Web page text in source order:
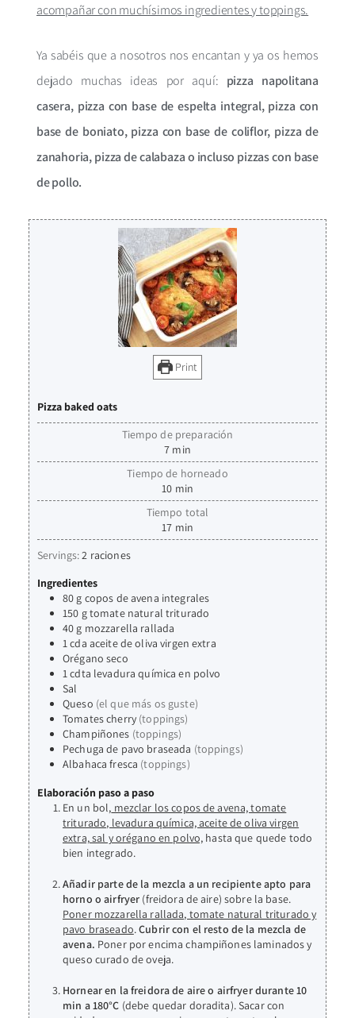
acompañar con muchísimos ingredientes y toppings.
Ya sabéis que a nosotros nos encantan y ya os hemos
dejado muchas ideas por aquí: pizza napolitana
casera, pizza con base de espelta integral, pizza con
base de boniato, pizza con base de coliflor, pizza de
zanahoria, pizza de calabaza o incluso pizzas con base
de pollo.
Print
Pizza baked oats
Tiempo de preparación
7 min
Tiempo de horneado
10 min
Tiempo total
17 min
Servings:2 raciones
Ingredientes
80 g copos de avena integrales
150 gtomate natural triturado
40 g mozzarella rallada
1cda aceite de oliva virgen extra
Orégano seco
1cdta levadura química en polvo
Sal
Queso (el que más os guste)
Tomates cherry (toppings)
Champiñones (toppings)
Pechuga de pavo braseada (toppings)
Albahaca fresca (toppings)
Elaboración paso a paso
En un bol, mezclar los copos de avena, tomate
triturado, levadura química, aceite de oliva virgen
extra, sal y orégano en polvo, hasta que quede todo
bien integrado.
Añadir parte de la mezcla a un recipiente apto para
horno o airfryer (freidora de aire) sobre la base.
Poner mozzarella rallada, tomate natural triturado y
pavo braseado.Cubrir con el resto de la mezcla de
avena. Poner por encima champiñones laminados y
queso curado de oveja.
Hornear en la freidora de aire o airfryer durante 10
min a 180°C (debe quedar doradita). Sacar con